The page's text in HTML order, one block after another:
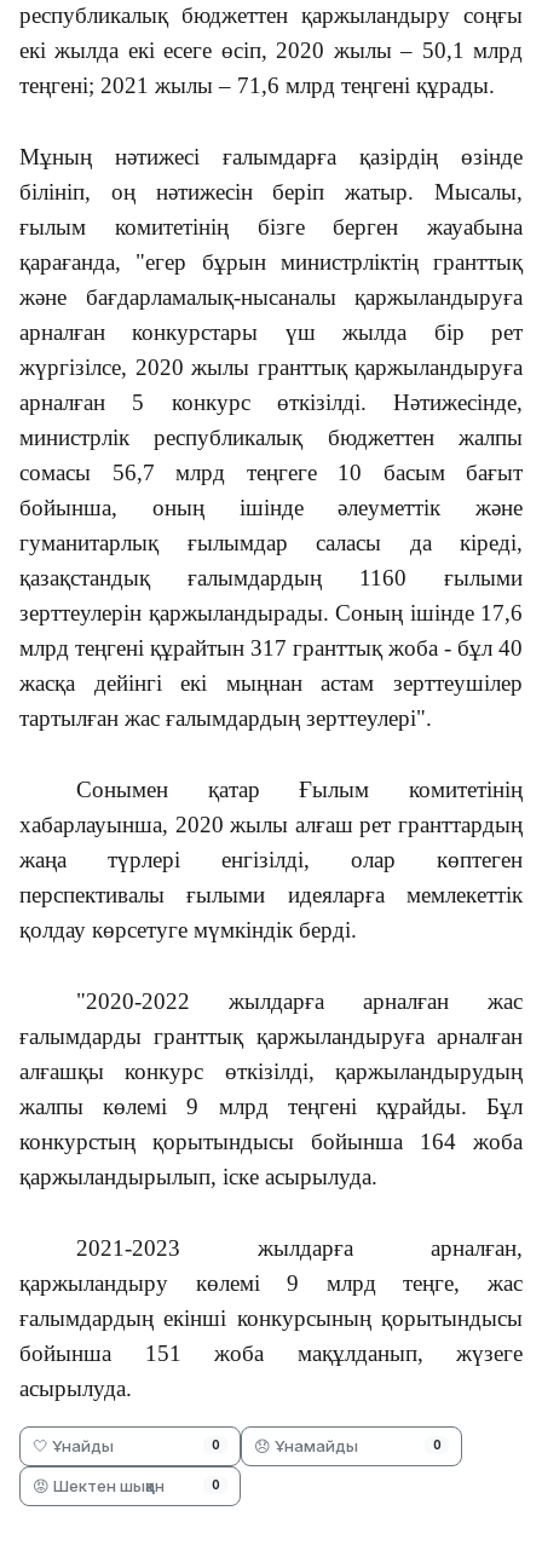
республикалық бюджеттен қаржыландыру соңғы
екі жылда екі есеге өсіп, 2020 жылы – 50,1 млрд
теңгені; 2021 жылы – 71,6 млрд теңгені құрады.
Мұның нәтижесі ғалымдарға қазірдің өзінде
білініп, оң нәтижесін беріп жатыр. Мысалы,
ғылым комитетінің бізге берген жауабына
қарағанда, "егер бұрын министрліктің гранттық
және бағдарламалық-нысаналы қаржыландыруға
арналған конкурстары үш жылда бір рет
жүргізілсе, 2020 жылы гранттық қаржыландыруға
арналған 5 конкурс өткізілді. Нәтижесінде,
министрлік республикалық бюджеттен жалпы
сомасы 56,7 млрд теңгеге 10 басым бағыт
бойынша, оның ішінде әлеуметтік және
гуманитарлық ғылымдар саласы да кіреді,
қазақстандық ғалымдардың 1160 ғылыми
зерттеулерін қаржыландырады. Соның ішінде 17,6
млрд теңгені құрайтын 317 гранттық жоба - бұл 40
жасқа дейінгі екі мыңнан астам зерттеушілер
тартылған жас ғалымдардың зерттеулері".
Сонымен қатар Ғылым комитетінің
хабарлауынша, 2020 жылы алғаш рет гранттардың
жаңа түрлері енгізілді, олар көптеген
перспективалы ғылыми идеяларға мемлекеттік
қолдау көрсетуге мүмкіндік берді.
"2020-2022 жылдарға арналған жас
ғалымдарды гранттық қаржыландыруға арналған
алғашқы конкурс өткізілді, қаржыландырудың
жалпы көлемі 9 млрд теңгені құрайды. Бұл
конкурстың қорытындысы бойынша 164 жоба
қаржыландырылып, іске асырылуда.
2021-2023 жылдарға арналған,
қаржыландыру көлемі 9 млрд теңге, жас
ғалымдардың екінші конкурсының қорытындысы
бойынша 151 жоба мақұлданып, жүзеге
асырылуда.
🤍 Ұнайды 0 😞 Ұнамайды 0
😡 Шектен шыққан 0